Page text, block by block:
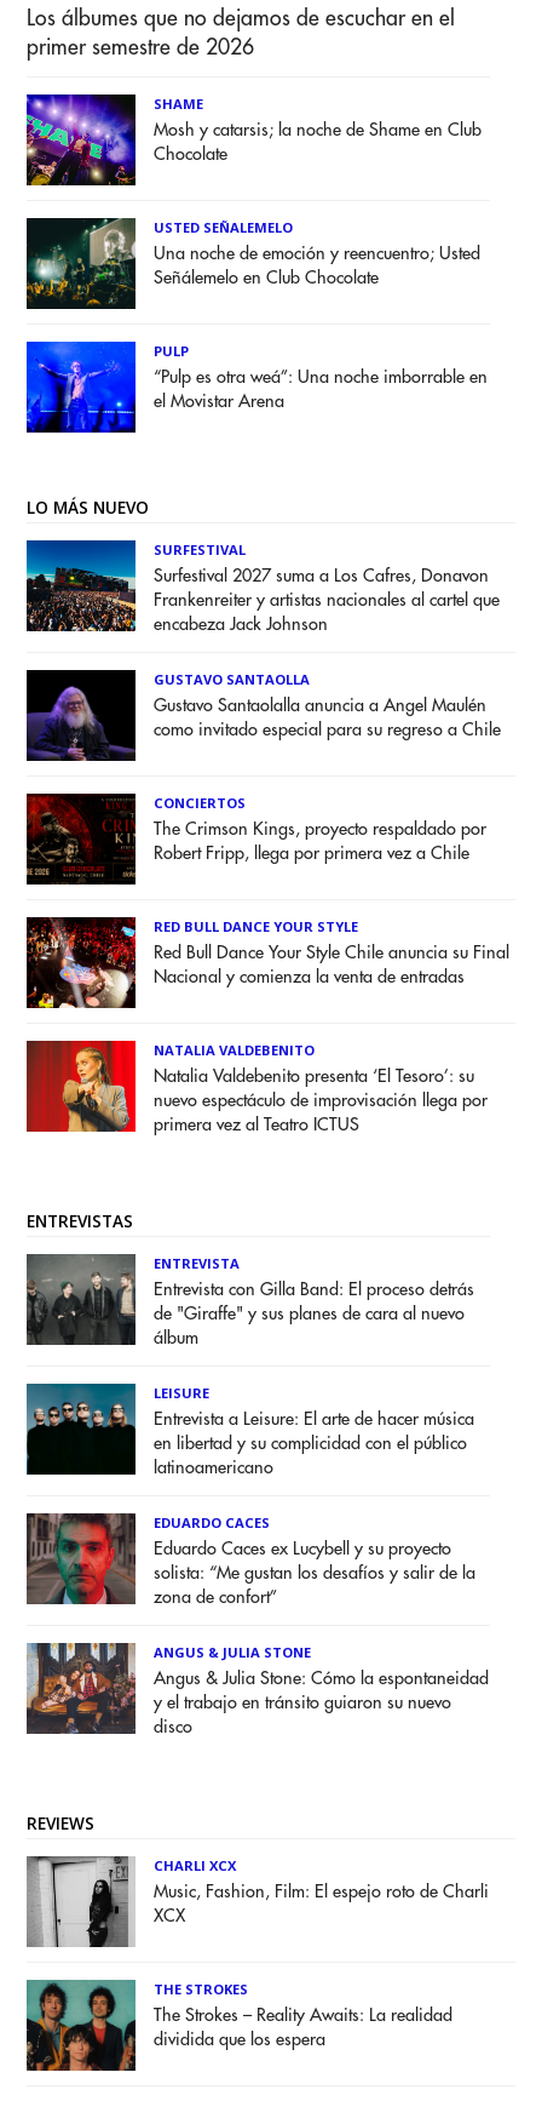
Los álbumes que no dejamos de escuchar en el
primer semestre de 2026
SHAME
Mosh y catarsis; la noche de Shame en Club
Chocolate
USTED SEÑALEMELO
Una noche de emoción y reencuentro; Usted
Señálemelo en Club Chocolate
PULP
“Pulp es otra weá”: Una noche imborrable en
el Movistar Arena
LO MÁS NUEVO
SURFESTIVAL
Surfestival 2027 suma a Los Cafres, Donavon
Frankenreiter y artistas nacionales al cartel que
encabeza Jack Johnson
GUSTAVO SANTAOLLA
Gustavo Santaolalla anuncia a Angel Maulén
como invitado especial para su regreso a Chile
CONCIERTOS
The Crimson Kings, proyecto respaldado por
Robert Fripp, llega por primera vez a Chile
RED BULL DANCE YOUR STYLE
Red Bull Dance Your Style Chile anuncia su Final
Nacional y comienza la venta de entradas
NATALIA VALDEBENITO
Natalia Valdebenito presenta ‘El Tesoro’: su
nuevo espectáculo de improvisación llega por
primera vez al Teatro ICTUS
ENTREVISTAS
ENTREVISTA
Entrevista con Gilla Band: El proceso detrás
de "Giraffe" y sus planes de cara al nuevo
álbum
LEISURE
Entrevista a Leisure: El arte de hacer música
en libertad y su complicidad con el público
latinoamericano
EDUARDO CACES
Eduardo Caces ex Lucybell y su proyecto
solista: “Me gustan los desafíos y salir de la
zona de confort”
ANGUS & JULIA STONE
Angus & Julia Stone: Cómo la espontaneidad
y el trabajo en tránsito guiaron su nuevo
disco
REVIEWS
CHARLI XCX
Music, Fashion, Film: El espejo roto de Charli
XCX
THE STROKES
The Strokes – Reality Awaits: La realidad
dividida que los espera